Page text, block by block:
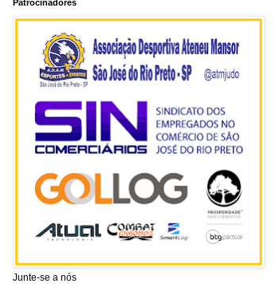
Patrocinadores
Junte-se a nós